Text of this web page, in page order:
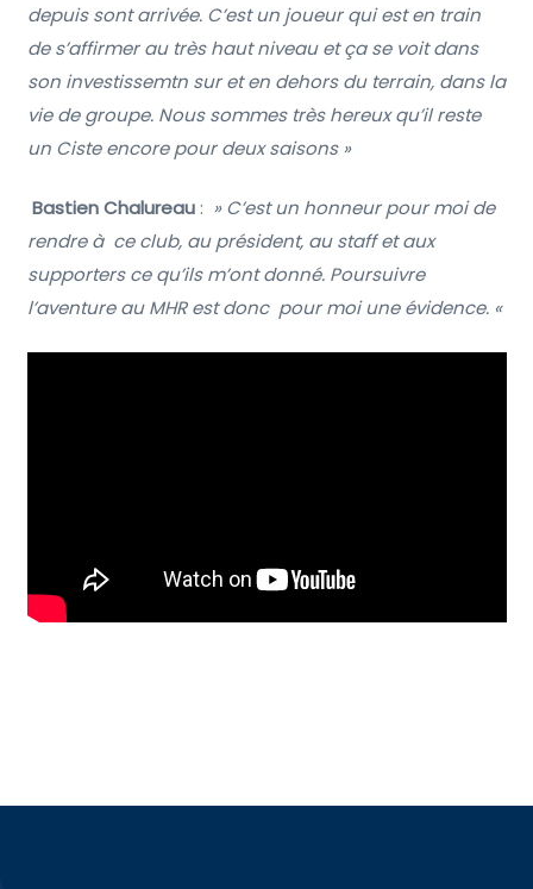
depuis sont arrivée. C’est un joueur qui est en train
de s’affirmer au très haut niveau et ça se voit dans
son investissemtn sur et en dehors du terrain, dans la
vie de groupe. Nous sommes très hereux qu’il reste
un Ciste encore pour deux saisons »
Bastien Chalureau: » C’est un honneur pour moi de
rendre à ce club, au président, au staff et aux
supporters ce qu’ils m’ont donné. Poursuivre
l’aventure au MHR est donc pour moi une évidence. «